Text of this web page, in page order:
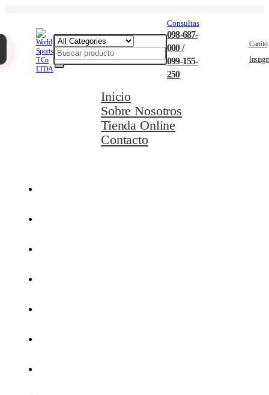
Consultas
098-687-
000 /
099-155-
250
Carrito
Inicio
Sobre Nosotros
Tienda Online
Contacto